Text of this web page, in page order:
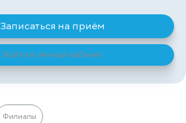
Записаться на приём
Войти в личный кабинет
Филиалы